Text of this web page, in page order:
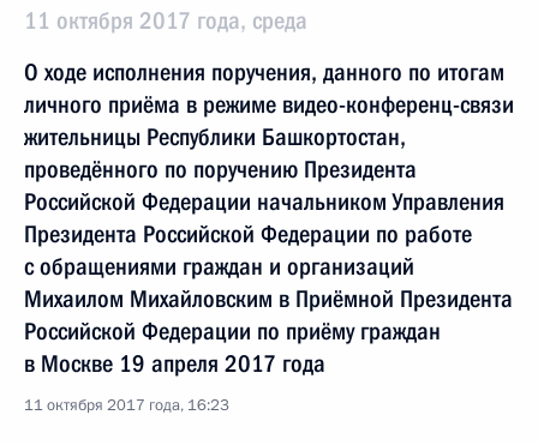
11 октября 2017 года, среда
О ходе исполнения поручения, данного по итогам
личного приёма в режиме видео-конференц-связи
жительницы Республики Башкортостан,
проведённого по поручению Президента
Российской Федерации начальником Управления
Президента Российской Федерации по работе
с обращениями граждан и организаций
Михаилом Михайловским в Приёмной Президента
Российской Федерации по приёму граждан
в Москве 19 апреля 2017 года
11 октября 2017 года, 16:23